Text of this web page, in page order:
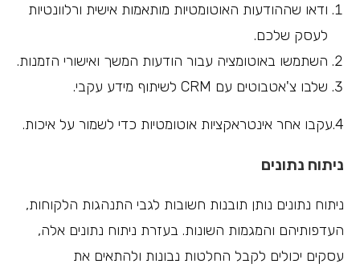
ודאו שההודעות האוטומטיות מותאמות אישית ורלוונטיות
לעסק שלכם.
השתמשו באוטומציה עבור הודעות המשך ואישורי הזמנות.
שלבו צ'אטבוטים עם CRM לשיתוף מידע עקבי.
4.עקבו אחר אינטראקציות אוטומטיות כדי לשמור על איכות.
ניתוח נתונים
ניתוח נתונים נותן תובנות חשובות לגבי התנהגות הלקוחות,
העדפותיהם והמגמות השונות. בעזרת ניתוח נתונים אלה,
עסקים יכולים לקבל החלטות נבונות ולהתאים את